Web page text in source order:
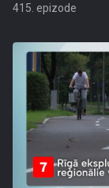
415. epizode